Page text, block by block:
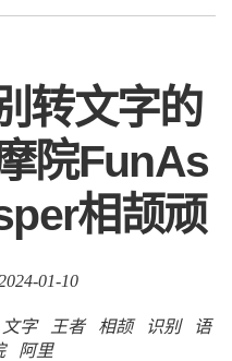
转文字的
院FunAs
相颉顽
01-10
文字 王者 相颉 识别
语
阿里